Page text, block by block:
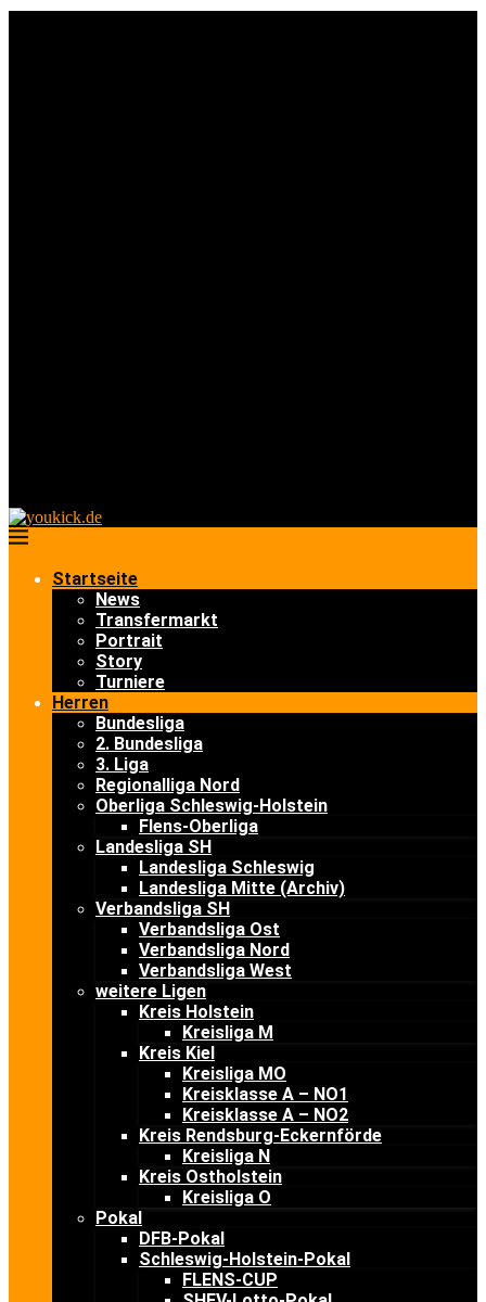
Startseite
News
Transfermarkt
Portrait
Story
Turniere
Herren
Bundesliga
2. Bundesliga
3. Liga
Regionalliga Nord
Oberliga Schleswig-Holstein
Flens-Oberliga
Landesliga SH
Landesliga Schleswig
Landesliga Mitte (Archiv)
Verbandsliga SH
Verbandsliga Ost
Verbandsliga Nord
Verbandsliga West
weitere Ligen
Kreis Holstein
Kreisliga M
Kreis Kiel
Kreisliga MO
Kreisklasse A – NO1
Kreisklasse A – NO2
Kreis Rendsburg-Eckernförde
Kreisliga N
Kreis Ostholstein
Kreisliga O
Pokal
DFB-Pokal
Schleswig-Holstein-Pokal
FLENS-CUP